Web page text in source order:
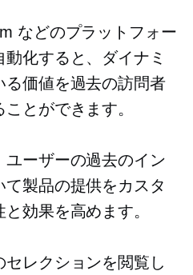
などのプラットフォー
化すると、ダイナミ
る価値を過去の訪問者
とができます。
ユーザーの過去のイン
製品の提供をカスタ
効果を高めます。
レクションを閲覧し